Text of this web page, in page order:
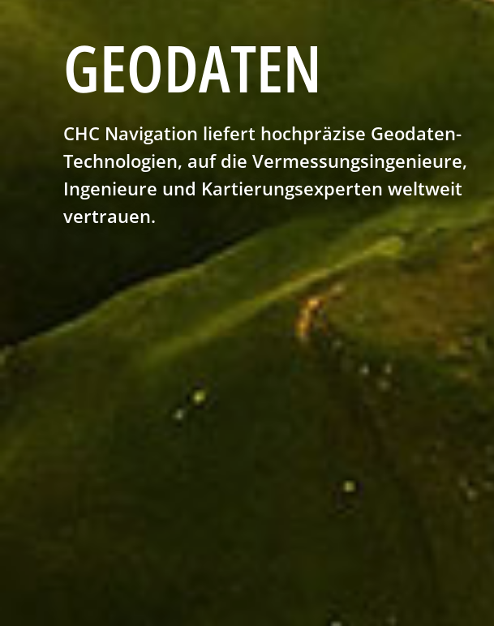
GEODATEN
CHC Navigation liefert hochpräzise Geodaten-
Technologien, auf die Vermessungsingenieure,
Ingenieure und Kartierungsexperten weltweit
vertrauen.